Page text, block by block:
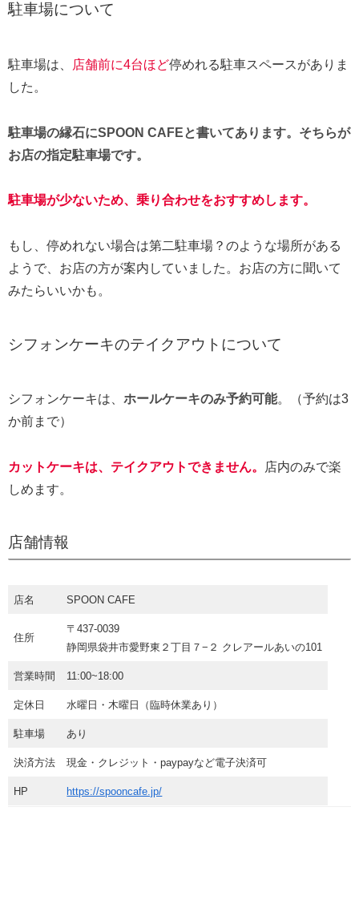
駐車場について
駐車場は、 店舗前に4台ほど停めれる駐車スペースがありま
した。
駐車場の縁石にSPOON CAFEと書いてあります。そちらが
お店の指定駐車場です。
駐車場が少ないため、乗り合わせをおすすめします。
もし、停めれない場合は第二駐車場？のような場所がある
ようで、お店の方が案内していました。お店の方に聞いて
みたらいいかも。
シフォンケーキのテイクアウトについて
シフォンケーキは、 ホールケーキのみ予約可能。（予約は3
か前まで）
カットケーキは、テイクアウトできません。
店内のみで楽
しめます。
店舗情報
店名 SPOON CAFE
住所
〒437-0039
静岡県袋井市愛野東２丁目７−２ クレアールあいの101
営業時間 11:00~18:00
定休日 水曜日・木曜日（臨時休業あり）
駐車場 あり
決済方法 現金・クレジット・paypayなど電子決済可
HP https://spooncafe.jp/